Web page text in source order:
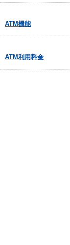
ATM機能
ATM利用料金